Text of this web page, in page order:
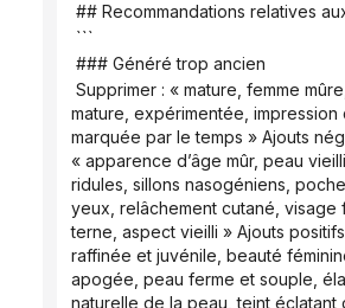
## Recommandations relatives
```
### Généré trop ancien
mature, expérimentée, impression
marquée par le temps » Ajouts
« apparence d’âge mûr, peau
ridules, sillons nasogéniens,
yeux, relâchement cutané, visage
terne, aspect vieilli » Ajouts positifs
raffinée et juvénile, beauté
apogée, peau ferme et souple,
naturelle de la peau, teint éclatant